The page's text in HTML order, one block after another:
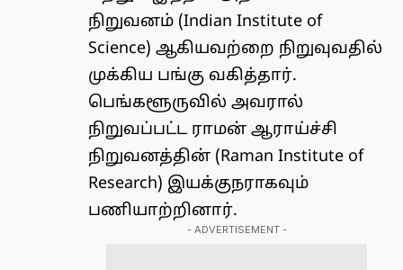
நிறுவனம் (Indian Institute of
Science) ஆகியவற்றை நிறுவுவதில்
முக்கிய பங்கு வகித்தார்.
பெங்களூருவில் அவரால்
நிறுவப்பட்ட ராமன் ஆராய்ச்சி
நிறுவனத்தின் (Raman Institute of
Research) இயக்குநராகவும்
பணியாற்றினார்.
- ADVERTISEMENT -